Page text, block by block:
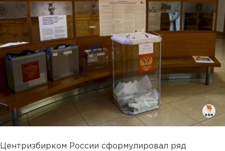
Центризбирком России сформулировал ряд